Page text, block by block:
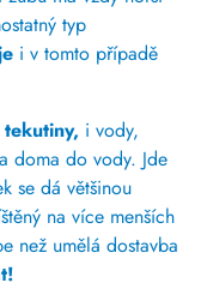
typ
i v tomto případě
i vody,
doma do vody. Jde
se dá většinou
na více menších
než umělá dostavba